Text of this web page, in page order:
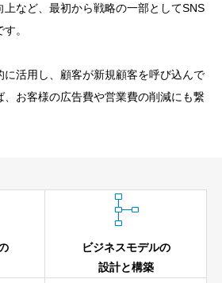
など、最初から戦略の一部としてSNS
。
に活用し、顧客が新規顧客を呼び込んで
、お客様の広告費や営業費の削減にも繋

ビジネスモデルの
設計と構築